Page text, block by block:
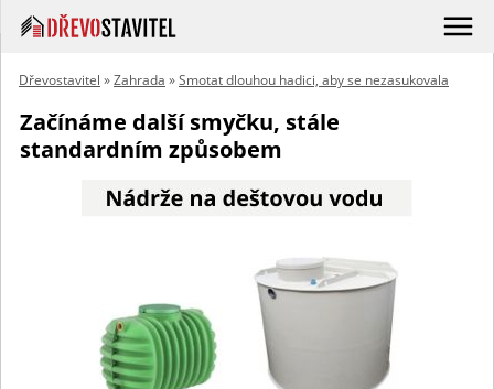
Dřevostavitel »Zahrada »Smotat dlouhou hadici, aby se nezasukovala
Začínáme další smyčku, stále
standardním způsobem